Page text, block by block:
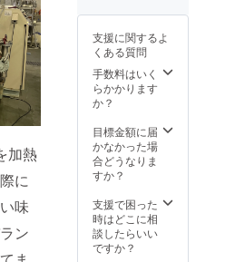
加熱
に
味
ン
ブ・シ
ナモ
ン・パ
プリカ
内容
量：
保存方
法：直
射日光
保存 添
加物：
無し ア
レル
存方
法：冷
凍 添加
物：無
し アレ
ル
称：無
水チキ
ン用
イス 原
材料
名：ク
ミン・
法：
クール
便 賞味
期限：
冷凍で
1ヶ月
スセッ
ト 原材
料名：
リアン
ダー・
ターメ
リッ
や香り
や食感
を「お
店で食
べる
ほとん
ど変わ
ること
なく味
す。 食
べ方は
とても
簡単で
冷凍
パック
にして
お届け
させて
きま
す。 調
理して
からす
水チキ
ンカ
レーを
真空
パック
でお店
で出す
ことも
ありお
客様か
ら「臭
ね〜」
「お肉
柔らか
の声を
よく聞
きま
す。 そ
レー」
トです
(≧▽≦)
【無水
チキン
カ
は家庭
のカ
レーと
は全く
り、
「ルー
（つま
り水
支援に関するよ
くある質問
手数料はいく
らかかります
か？
目標金額に届
かなかった場
合どうなりま
すか？
支援で困った
時はどこに相
談したらいい
ですか？